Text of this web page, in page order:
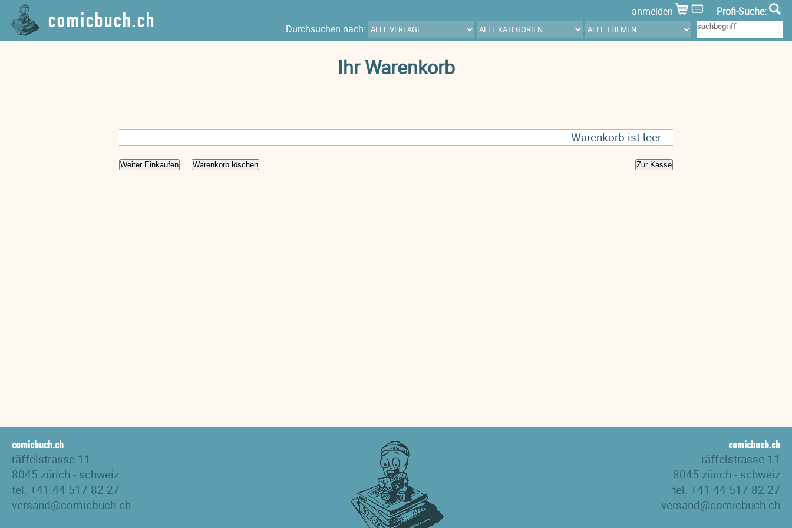
comicbuch.ch anmelden
Profi-Suche:
Durchsuchen nach:
Ihr Warenkorb
Warenkorb ist leer
Weiter Einkaufen Warenkorb löschen Zur Kasse
comicbuch.ch
räffelstrasse 11
8045 zürich - schweiz
tel. +41 44 517 82 27
versand@comicbuch.ch
comicbuch.ch
räffelstrasse 11
8045 zürich - schweiz
tel. +41 44 517 82 27
versand@comicbuch.ch